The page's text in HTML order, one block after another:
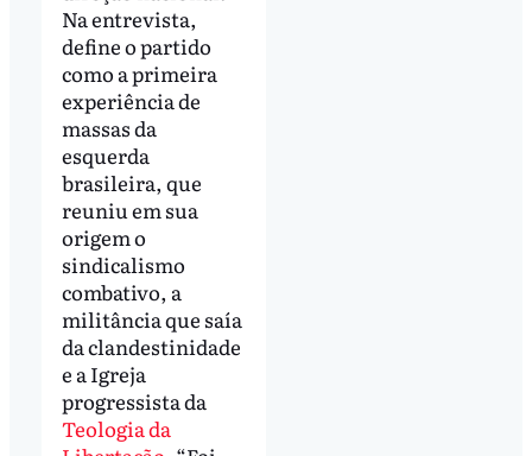
Na entrevista,
define o partido
como a primeira
experiência de
massas da
esquerda
brasileira, que
reuniu em sua
origem o
sindicalismo
combativo, a
militância que saía
da clandestinidade
e a Igreja
progressista da
Teologia da